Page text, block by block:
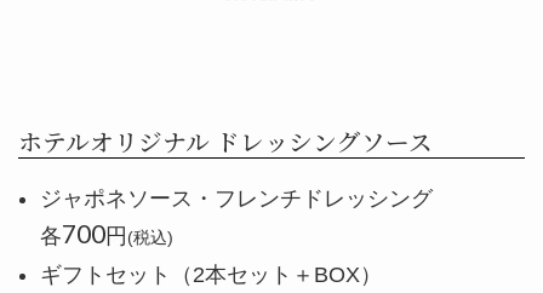
ホテルオリジナル ドレッシングソース
ジャポネソース・フレンチドレッシング
各700円 (税込)
ギフトセット（2本セット＋BOX）